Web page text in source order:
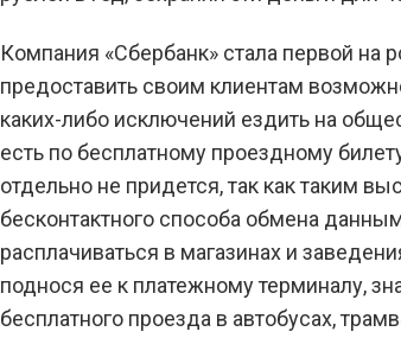
Компания «Сбербанк» стала первой на
предоставить своим клиентам
каких-либо исключений ездить на
есть по бесплатному проездному
отдельно не придется, так как таким
бесконтактного способа обмена
расплачиваться в магазинах и
поднося ее к платежному терминалу,
бесплатного проезда в автобусах,